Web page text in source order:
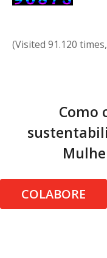
(Visited 91.120
Como
COLABORE